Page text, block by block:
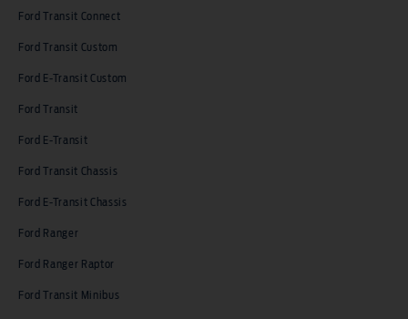
Ford Transit Connect
Ford Transit Custom
Ford E-Transit Custom
Ford Transit
Ford E-Transit
Ford Transit Chassis
Ford E-Transit Chassis
Ford Ranger
Ford Ranger Raptor
Ford Transit Minibus